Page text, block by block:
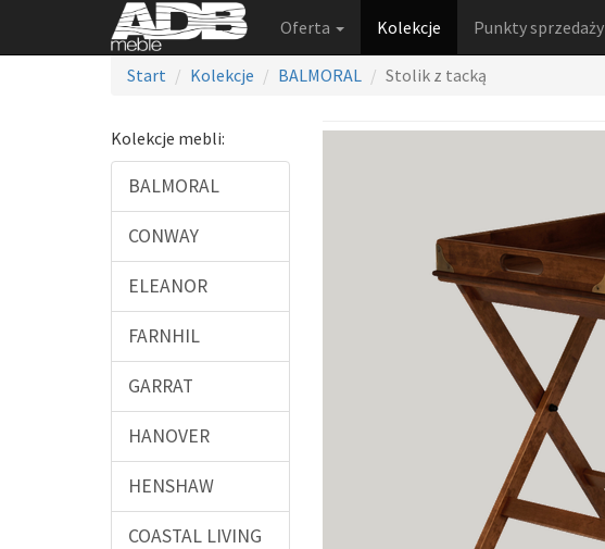
Oferta Kolekcje Punkty sprzedaży
Start Kolekcje BALMORAL Stolik z tacką
Kolekcje mebli:
BALMORAL
CONWAY
ELEANOR
FARNHIL
GARRAT
HANOVER
HENSHAW
COASTAL LIVING